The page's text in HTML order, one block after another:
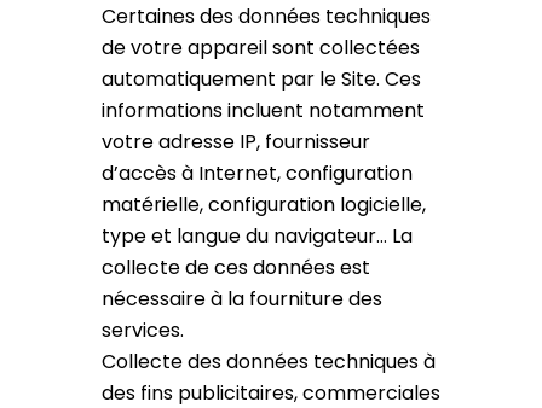
Certaines des données techniques
de votre appareil sont collectées
automatiquement par le Site. Ces
informations incluent notamment
votre adresse IP, fournisseur
d’accès à Internet, configuration
matérielle, configuration logicielle,
type et langue du navigateur… La
collecte de ces données est
nécessaire à la fourniture des
services.
Collecte des données techniques à
des fins publicitaires, commerciales